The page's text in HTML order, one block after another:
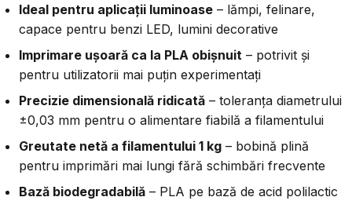
Ideal pentru aplicații luminoase – lămpi, felinare,
capace pentru benzi LED, lumini decorative
Imprimare ușoară ca la PLA obișnuit – potrivit și
pentru utilizatorii mai puțin experimentați
Precizie dimensională ridicată – toleranța diametrului
±0,03 mm pentru o alimentare fiabilă a filamentului
Greutate netă a filamentului 1 kg – bobină plină
pentru imprimări mai lungi fără schimbări frecvente
Bază biodegradabilă – PLA pe bază de acid polilactic